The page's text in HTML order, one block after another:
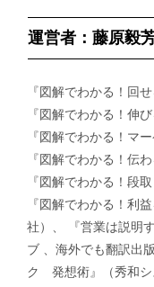
運営者：藤原毅
『図解でわかる！回
『図解でわかる！伸
『図解でわかる！マ
『図解でわかる！伝
『図解でわかる！段
『図解でわかる！利
社）、 『営業は説明
ブ 、海外でも翻訳出
ク 発想術』（秀和シ